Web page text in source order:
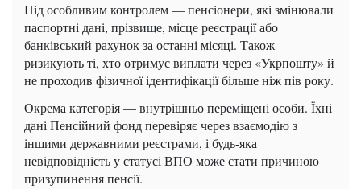
Під особливим контролем — пенсіонери, які змінювали
паспортні дані, прізвище, місце реєстрації або
банківський рахунок за останні місяці. Також
ризикують ті, хто отримує виплати через «Укрпошту» й
не проходив фізичної ідентифікації більше ніж пів року.
Окрема категорія — внутрішньо переміщені особи. Їхні
дані Пенсійний фонд перевіряє через взаємодію з
іншими державними реєстрами, і будь-яка
невідповідність у статусі ВПО може стати причиною
призупинення пенсії.